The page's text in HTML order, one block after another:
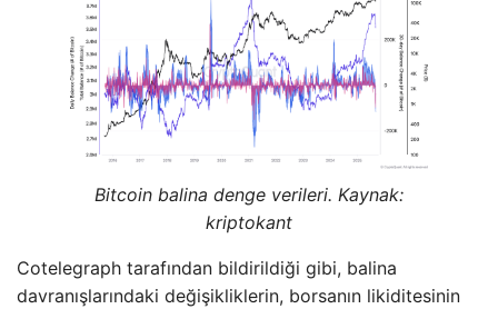
Bitcoin balina denge verileri. Kaynak:
kriptokant
Cotelegraph tarafından bildirildiği gibi, balina
davranışlarındaki değişikliklerin, borsanın likiditesinin